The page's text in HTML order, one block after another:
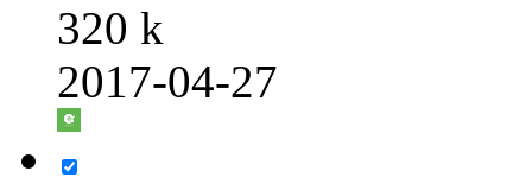
320 k
2017-04-27